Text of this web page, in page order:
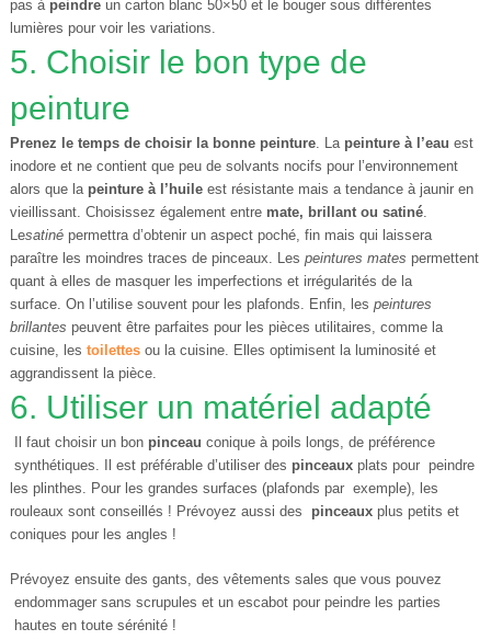
pas à peindre un carton blanc 50×50 et le bouger sous différentes
lumières pour voir les variations.
5. Choisir le bon type de
peinture
Prenez le temps de choisir la bonne peinture. La peinture à l’eau est
inodore et ne contient que peu de solvants nocifs pour l’environnement
alors que la peinture à l’huile est résistante mais a tendance à jaunir en
vieillissant. Choisissez également entremate, brillant ou satiné.
Lesatiné permettra d’obtenir un aspect poché, fin mais qui laissera
paraître les moindres traces de pinceaux. Les peintures mates permettent
quant à elles de masquer les imperfections et irrégularités de la
surface. On l’utilise souvent pour les plafonds. Enfin, les peintures
brillantes peuvent être parfaites pour les pièces utilitaires, comme la
cuisine, les toilettes ou la cuisine. Elles optimisent la luminosité et
aggrandissent la pièce.
6. Utiliser un matériel adapté
Il faut choisir un bon pinceau conique à poils longs, de préférence
synthétiques. Il est préférable d’utiliser des pinceaux plats pour peindre
les plinthes. Pour les grandes surfaces (plafonds par exemple), les
rouleaux sont conseillés ! Prévoyez aussi des pinceaux plus petits et
coniques pour les angles !
Prévoyez ensuite des gants, des vêtements sales que vous pouvez
endommager sans scrupules et un escabot pour peindre les parties
hautes en toute sérénité !